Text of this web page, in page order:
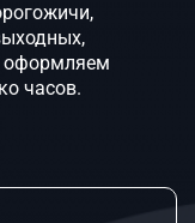
оформляем
часов.